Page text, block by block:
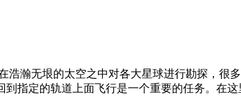
瀚无垠的太空之中对各大星球进行勘探，很
指定的轨道上面飞行是一个重要的任务。在